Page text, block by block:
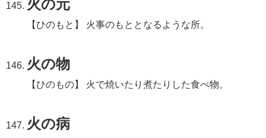
火の元
【ひのもと】 火事のもととなるような所。
火の物
【ひのもの】 火で焼いたり煮たりした食べ物。
火の病